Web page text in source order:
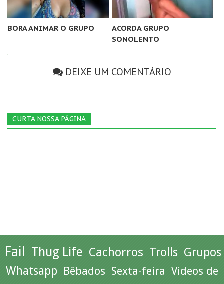
BORA ANIMAR O GRUPO
ACORDA GRUPO
SONOLENTO
DEIXE UM COMENTÁRIO
CURTA NOSSA PÁGINA
Fail Thug Life Cachorros Trolls Grupos
Whatsapp Bêbados Sexta-feira Videos de